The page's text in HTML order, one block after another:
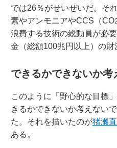
では26％がせいぜいだ。そ
素やアンモニアやCCS（CO
浪費する技術の総動員が必
金（総額100兆円以上）の財
できるかできないか
このように「野心的な目標
きるかできないか考えない
た。それを描いたのが猪瀬
ある。